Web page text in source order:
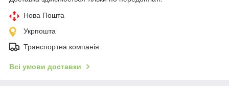
Нова Пошта
Укрпошта
Транспортна компанія
Всі умови доставки